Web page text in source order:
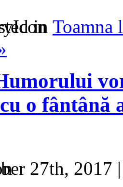
in Toamna
o fântână
27th, 2017